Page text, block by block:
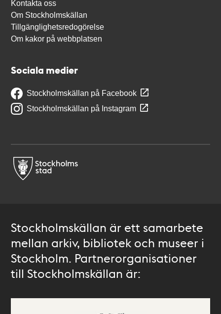
Kontakta oss
Om Stockholmskällan
Tillgänglighetsredogörelse
Om kakor på webbplatsen
Sociala medier
Stockholmskällan på Facebook
Stockholmskällan på Instagram
Stockholmskällan är ett samarbete
mellan arkiv, bibliotek och museer i
Stockholm. Partnerorganisationer
till Stockholmskällan är: